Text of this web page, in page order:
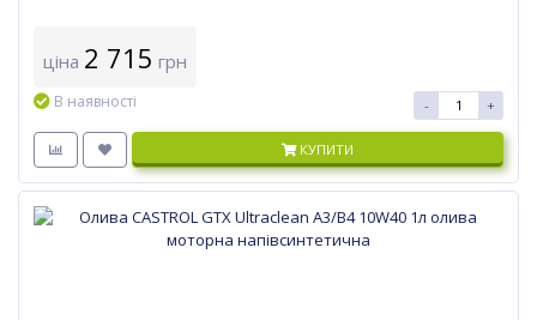
ціна 2 715 грн
В наявності - +
КУПИТИ